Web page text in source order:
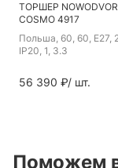
ТОРШЕР
COSMO 4917
Польша, 60, 60, E27,
IP20, 1, 3.3
56 390 ₽/ шт.
Поможем